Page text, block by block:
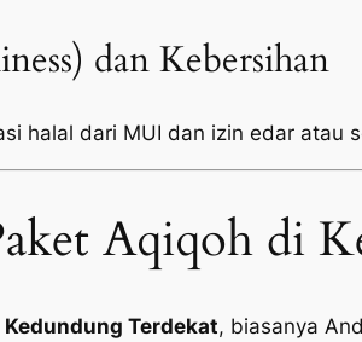
dan Kebersihan
halal dari MUI dan izin edar
Aqiqoh di
Terdekat, biasanya